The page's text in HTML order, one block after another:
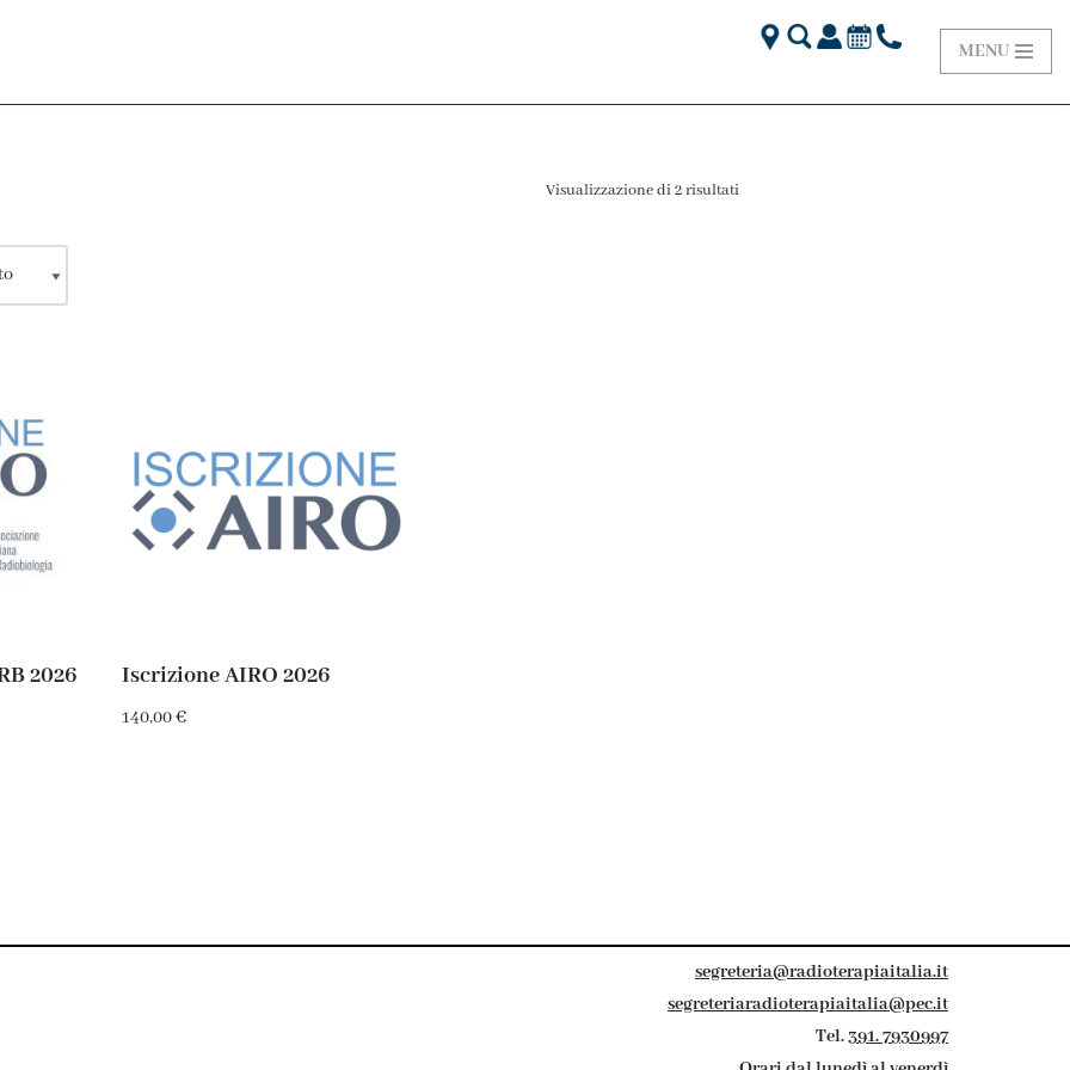
MENU
Visualizzazione di 2 risultati
2026 Iscrizione AIRO 2026
140,00€
segreteria@radioterapiaitalia.it
segreteriaradioterapiaitalia@pec.it
Tel.391. 7930997